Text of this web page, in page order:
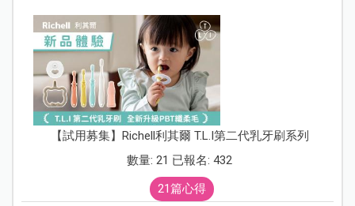
【試用募集】Richell利其爾 T.L.I第二代乳牙刷系列
數量: 21 已報名: 432
21篇心得